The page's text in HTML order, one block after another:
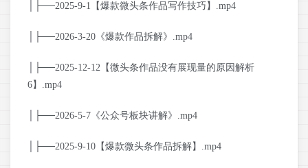
│├──2025-9-1【爆款微头条作品写作技巧】.mp4
│├──2026-3-20《爆款作品拆解》.mp4
│├──2025-12-12【微头条作品没有展现量的原因解析
6】.mp4
│├──2026-5-7《公众号板块讲解》.mp4
│├──2025-9-10【爆款微头条作品拆解】.mp4